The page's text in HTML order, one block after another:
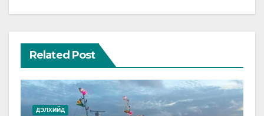
Related Post
ДЭЛХИЙД